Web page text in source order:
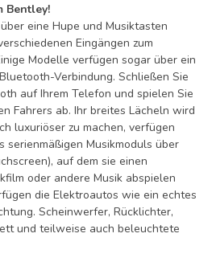
Bentley!
eine Hupe und Musiktasten
Eingängen zum
Modelle verfügen sogar über ein
Verbindung. Schließen Sie
auf Ihrem Telefon und spielen Sie
Fahrers ab. Ihr breites Lächeln wird
luxuriöser zu machen, verfügen
serienmäßigen Musikmoduls über
auf dem sie einen
oder andere Musik abspielen
die Elektroautos wie ein echtes
Scheinwerfer, Rücklichter,
und teilweise auch beleuchtete